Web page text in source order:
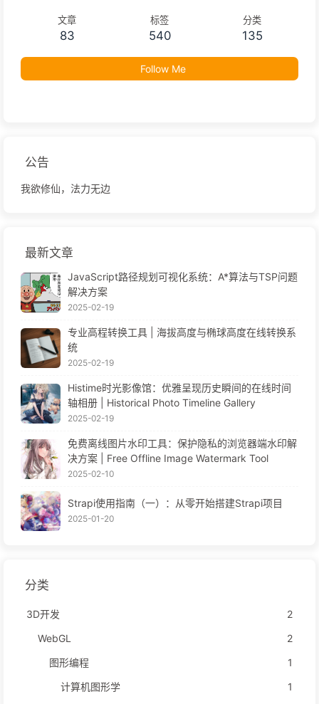
文章
83
标签
540
分类
135
Follow Me
公告
我欲修仙，法力无边
最新文章
JavaScript路径规划可视化系统：A*算法与TSP问题
解决方案
2025-02-19
专业高程转换工具 | 海拔高度与椭球高度在线转换系
统
2025-02-19
Histime时光影像馆：优雅呈现历史瞬间的在线时间
轴相册 | Historical Photo Timeline Gallery
2025-02-19
免费离线图片水印工具：保护隐私的浏览器端水印解
决方案 | Free Offline Image Watermark Tool
2025-02-10
Strapi使用指南（一）：从零开始搭建Strapi项目
2025-01-20
分类
3D开发
2
WebGL
2
图形编程
1
计算机图形学
1